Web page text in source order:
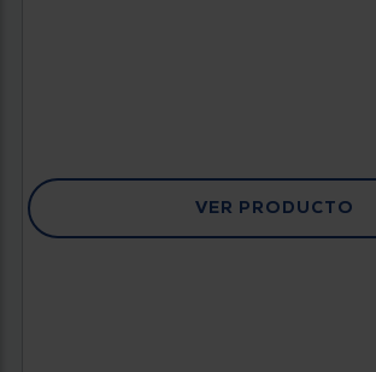
VER PRODUCTO